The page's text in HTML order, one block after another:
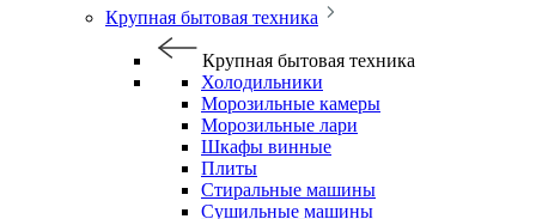
Крупная бытовая техника
Крупная бытовая техника
Холодильники
Морозильные камеры
Морозильные лари
Шкафы винные
Плиты
Стиральные машины
Сушильные машины